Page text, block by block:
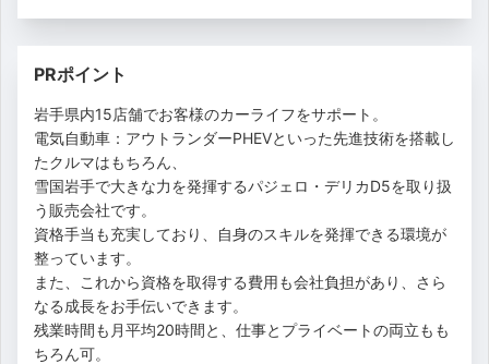
PRポイント
岩手県内15店舗でお客様のカーライフをサポート。
電気自動車：アウトランダーPHEVといった先進技術を搭載し
たクルマはもちろん、
雪国岩手で大きな力を発揮するパジェロ・デリカD5を取り扱
う販売会社です。
資格手当も充実しており、自身のスキルを発揮できる環境が
整っています。
また、これから資格を取得する費用も会社負担があり、さら
なる成長をお手伝いできます。
残業時間も月平均20時間と、仕事とプライベートの両立もも
ちろん可。